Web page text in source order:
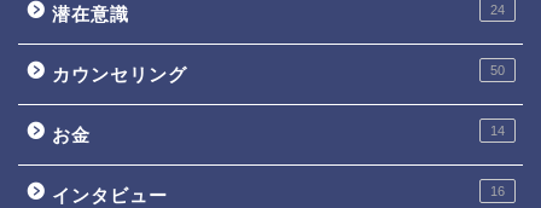
潜在意識 24
カウンセリング 50
お金 14
インタビュー 16